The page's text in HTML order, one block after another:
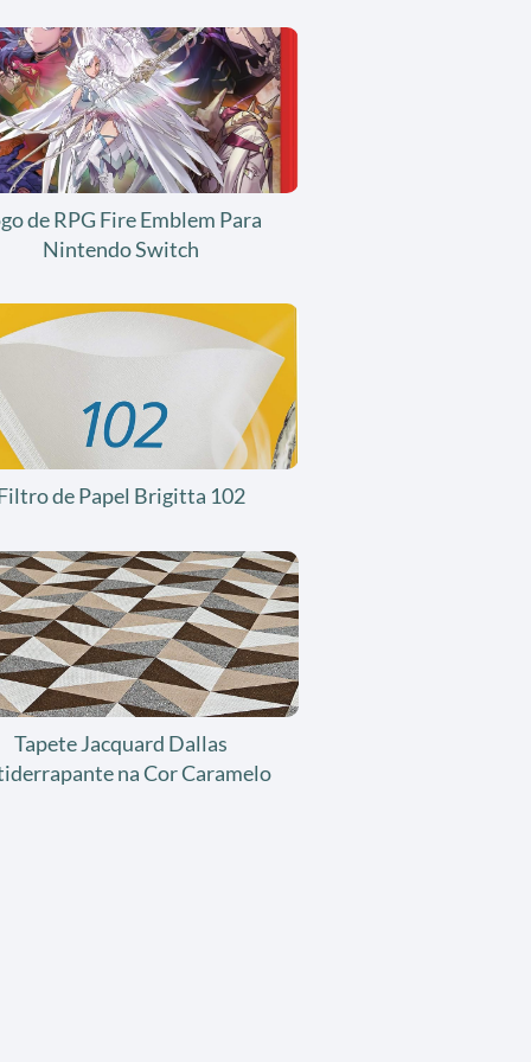
de RPG Fire Emblem Para
Nintendo Switch
de Papel Brigitta 102
Tapete Jacquard Dallas
na Cor Caramelo